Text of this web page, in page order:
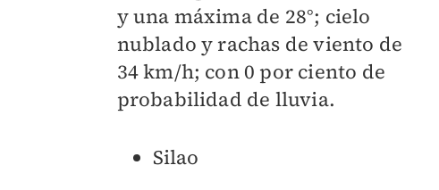
y una máxima de 28°; cielo
nublado y rachas de viento de
34 km/h; con 0 por ciento de
probabilidad de lluvia.
Silao